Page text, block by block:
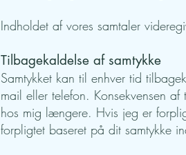
Indholdet af vores samtaler
Tilbagekaldelse af samtykke
Samtykket kan til enhver tid
mail eller telefon. Konsekvensen
hos mig længere. Hvis jeg er
forpligtet baseret på dit samtykke